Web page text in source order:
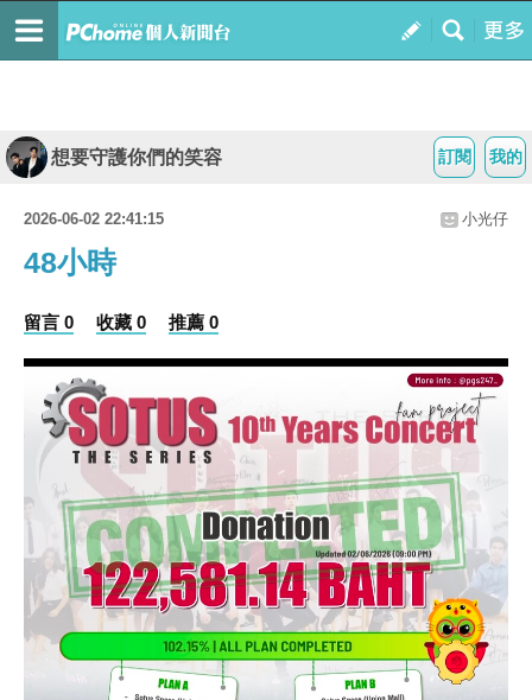
我的
訂閱
想要守護你們的笑容
2026-06-02 22:41:15 小光仔
48小時
留言 0 收藏 0 推薦 0